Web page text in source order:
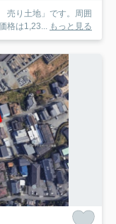
売り土地」です。周囲
格は1,23... もっと見る